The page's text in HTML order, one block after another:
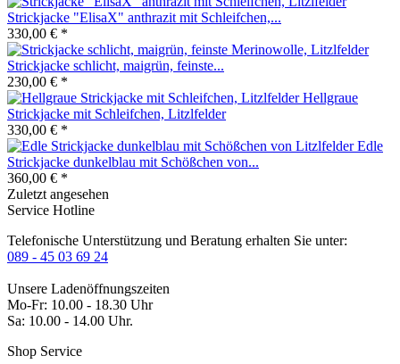
Strickjacke "ElisaX" anthrazit mit Schleifchen,...
330,00 € *
Strickjacke schlicht, maigrün, feinste...
230,00 € *
Hellgraue
Strickjacke mit Schleifchen, Litzlfelder
330,00 € *
Edle
Strickjacke dunkelblau mit Schößchen von...
360,00 € *
Zuletzt angesehen
Service Hotline
Telefonische Unterstützung und Beratung erhalten Sie unter:
089 - 45 03 69 24
Unsere Ladenöffnungszeiten
Mo-Fr: 10.00 - 18.30 Uhr
Sa: 10.00 - 14.00 Uhr.
Shop Service